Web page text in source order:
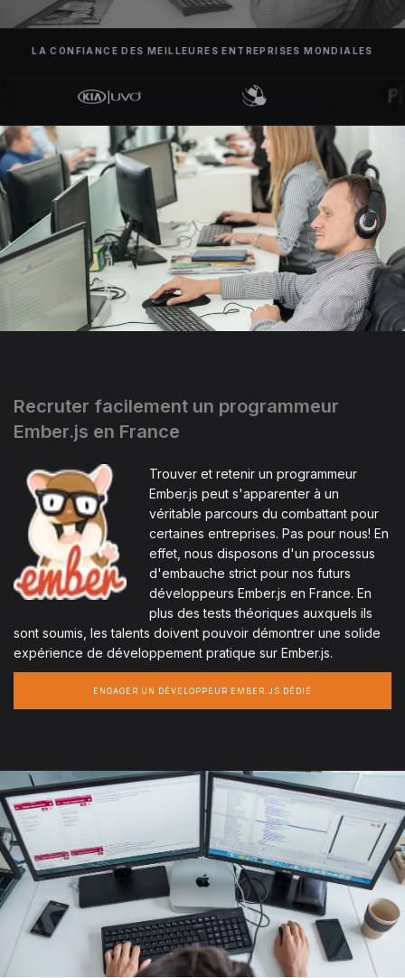
LA CONFIANCE DES MEILLEURES ENTREPRISES MONDIALES
Recruter facilement un programmeur
Ember.js en France
Trouver et retenir un programmeur
Ember.js peut s'apparenter à un
véritable parcours du combattant pour
certaines entreprises. Pas pour nous! En
effet, nous disposons d'un processus
d'embauche strict pour nos futurs
développeurs Ember.js en France. En
plus des tests théoriques auxquels ils
sont soumis, les talents doivent pouvoir démontrer une solide
expérience de développement pratique sur Ember.js.
ENGAGER UN DÉVELOPPEUR EMBER.JS DÉDIÉ